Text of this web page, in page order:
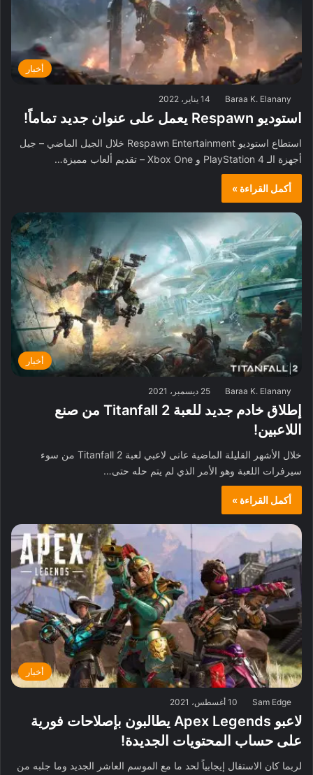
أخبار
Baraa K. Elanany 14 يناير، 2022
استوديو Respawn يعمل على عنوان جديد تماماً!
استطاع استوديو Respawn Entertainment خلال الجيل الماضي – جيل
أجهزة الـ PlayStation 4 و Xbox One – تقديم ألعاب مميزة…
أكمل القراءة »
أخبار
Baraa K. Elanany 25 ديسمبر، 2021
إطلاق خادم جديد للعبة Titanfall 2 من صنع
اللاعبين!
خلال الأشهر القليلة الماضية عانى لاعبي لعبة Titanfall 2 من سوء
سيرفرات اللعبة وهو الأمر الذي لم يتم حله حتى…
أكمل القراءة »
أخبار
Sam Edge 10 أغسطس، 2021
لاعبو Apex Legends يطالبون بإصلاحات فورية
على حساب المحتويات الجديدة!
لربما كان الاستقال إيجابياً لحد ما مع الموسم العاشر الجديد وما جلبه من